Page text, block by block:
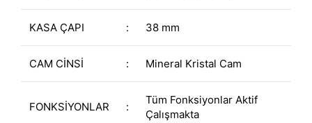
KASA ÇAPI : 38 mm
CAM CİNSİ : Mineral Kristal Cam
FONKSİYONLAR :
Tüm Fonksiyonlar Aktif
Çalışmakta